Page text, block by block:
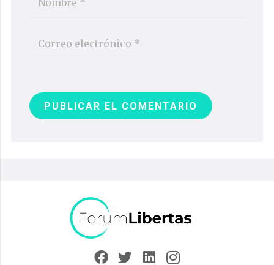
PUBLICAR EL COMENTARIO